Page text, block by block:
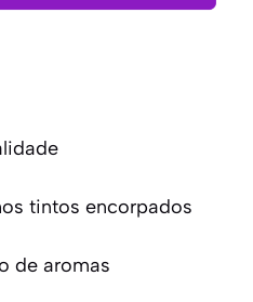
tintos encorpados
de aromas